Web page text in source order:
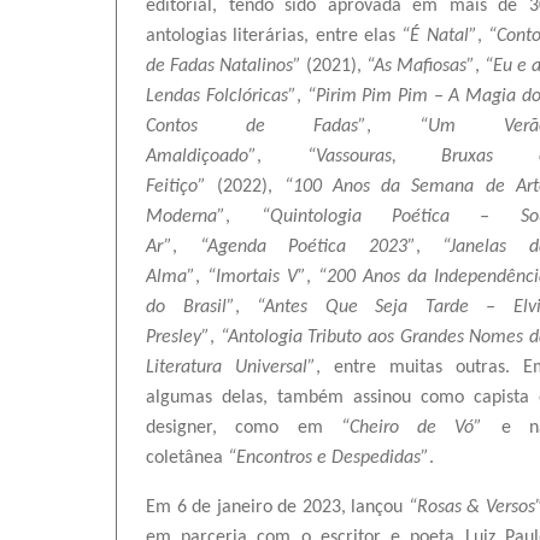
editorial, tendo sido aprovada em mais de
antologias literárias, entre elas “É Natal”,
de Fadas Natalinos” (2021), “As Mafiosas”, “Eu e
Lendas Folclóricas”, “Pirim Pim Pim – A Magia
Contos de Fadas”,
“Um
Amaldiçoado”,
“Vassouras, Bruxas
Feitiço”
(2022),
“100 Anos da Semana de
Moderna”,
“Quintologia Poética –
Ar”, “Agenda Poética 2023”, “Janelas
Alma”, “Imortais V”, “200 Anos da
do Brasil”,
“Antes Que Seja Tarde –
Presley”, “Antologia Tributo aos Grandes Nomes
Literatura Universal”, entre muitas outras.
algumas delas, também assinou como capista
designer, como em
“Cheiro de Vó”
e
coletânea “Encontros e Despedidas”.
Em 6 de janeiro de 2023, lançou “Rosas & Versos”